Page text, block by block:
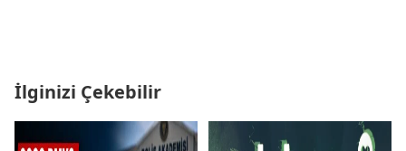
İlginizi Çekebilir